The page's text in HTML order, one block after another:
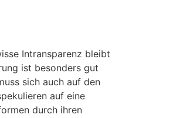
Intransparenz bleibt
ist besonders gut
sich auch auf den
auf eine
durch ihren